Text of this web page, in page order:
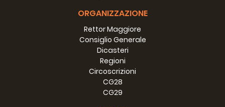
ORGANIZZAZIONE
Rettor Maggiore
Consiglio Generale
Dicasteri
Regioni
Circoscrizioni
CG28
CG29